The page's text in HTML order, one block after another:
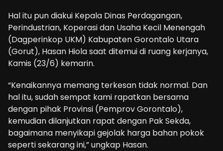
Hal itu pun diakui Kepala Dinas Perdagangan,
Perindustrian, Koperasi dan Usaha Kecil Menengah
(Dagperinkop UKM) Kabupaten Gorontalo Utara
(Gorut), Hasan Hiola saat ditemui di ruang kerjanya,
Kamis (23/6) kemarin.
“Kenaikannya memang terkesan tidak normal. Dan
hal itu, sudah sempat kami rapatkan bersama
dengan pihak Provinsi (Pemprov Gorontalo),
kemudian dilanjutkan rapat dengan Pak Sekda,
bagaimana menyikapi gejolak harga bahan pokok
seperti sekarang ini,” ungkap Hasan.